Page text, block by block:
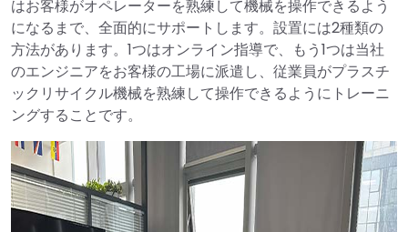
はお客様がオペレーターを熟練して機械を操作できるよう
になるまで、全面的にサポートします。設置には2種類の
方法があります。1つはオンライン指導で、もう1つは当社
のエンジニアをお客様の工場に派遣し、従業員がプラスチ
ックリサイクル機械を熟練して操作できるようにトレーニ
ングすることです。